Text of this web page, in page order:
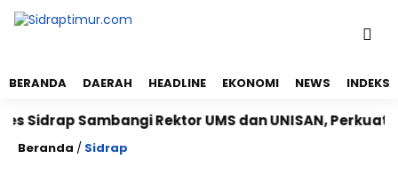
BERANDA DAERAH HEADLINE EKONOMI NEWS INDEKS
Sambangi Rektor UMS dan UNISAN, Perkuat
Beranda / Sidrap